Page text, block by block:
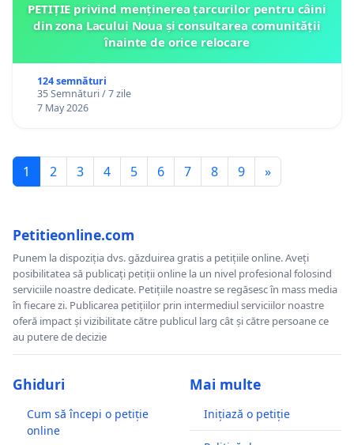
PETIȚIE privind menținerea țarcurilor pentru câini
din zona Lacului Noua și consultarea comunității
înainte de orice relocare
124 semnături
35 Semnături / 7 zile
7 May 2026
1 2 3 4 5 6 7 8 9 »
Petitieonline.com
Punem la dispoziția dvs. găzduirea gratis a petițiile online. Aveți
posibilitatea să publicați petiții online la un nivel profesional folosind
serviciile noastre dedicate. Petițiile noastre se regăsesc în mass media
în fiecare zi. Publicarea petițiilor prin intermediul serviciilor noastre
oferă impact și vizibilitate către publicul larg cât și către persoane ce
au putere de decizie
Ghiduri
Cum să începi o petiție
online
Mai multe
Inițiază o petiție